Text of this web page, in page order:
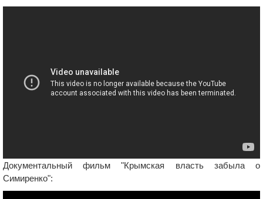
Документальный фильм "Крымская власть забыла о
Симиренко":